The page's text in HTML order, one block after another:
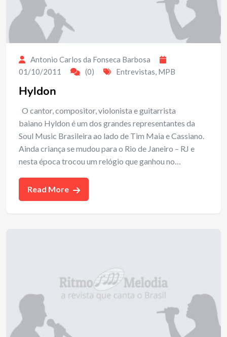
Antonio Carlos da Fonseca Barbosa
01/10/2011
(0) Entrevistas, MPB
Hyldon
O cantor, compositor, violonista e guitarrista
baiano Hyldon é um dos grandes representantes da
Soul Music Brasileira ao lado de Tim Maia e Cassiano.
Ainda criança se mudou para o Rio de Janeiro – RJ e
nesta época trocou um relógio que ganhou no…
Read More